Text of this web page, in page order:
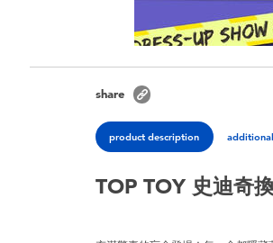
share
product description
TOP TOY 史迪奇